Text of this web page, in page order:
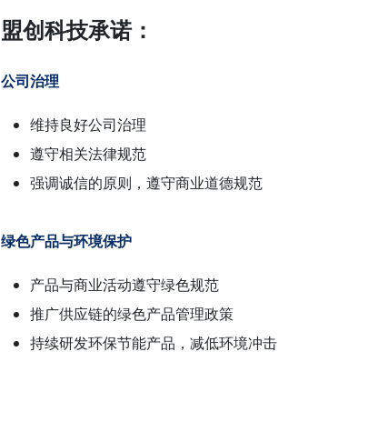
盟创科技承诺：
公司治理
维持良好公司治理
遵守相关法律规范
强调诚信的原则，遵守商业道德规范
绿色产品与环境保护
产品与商业活动遵守绿色规范
推广供应链的绿色产品管理政策
持续研发环保节能产品，减低环境冲击